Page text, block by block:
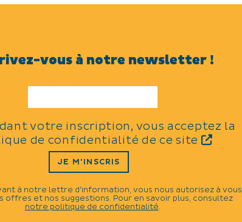
TYPES
Sports
THÈMES
Sports cyclistes
vous à notre newsletter !
votre inscription, vous acceptez la
de confidentialité de ce site
JE M'INSCRIS
à notre lettre d'information, vous nous autorisez à vous
offres et nos suggestions. Pour en savoir plus, consultez
notre politique de confidentialité.